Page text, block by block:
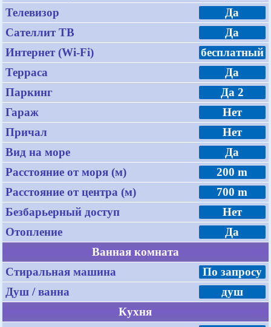
Телевизор
Да
Сателлит ТВ
Да
Интернет (Wi-Fi)
бесплатный
Терраса
Да
Паркинг
Да 2
Гараж
Нет
Причал
Нет
Вид на море
Да
Расстояние от моря (м)
200 m
Расстояние от центра (м)
700 m
Безбарьерный доступ
Нет
Отопление
Да
Ванная комната
Стиральная машина
По запросу
Душ / ванна
душ
Кухня